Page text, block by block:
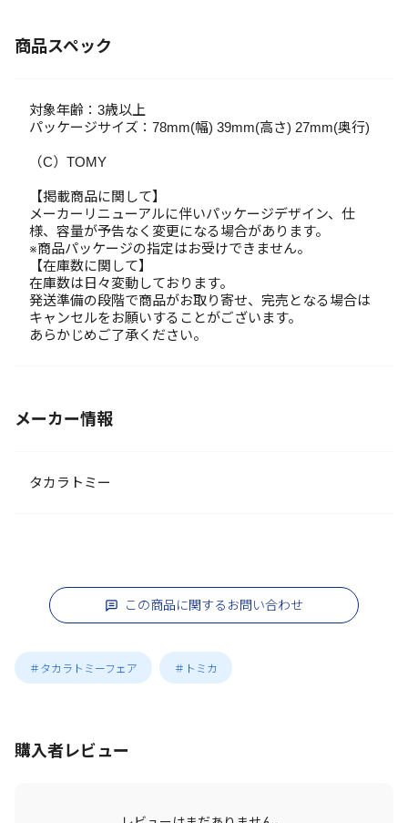
商品スペック
対象年齢：3歳以上
パッケージサイズ：78mm(幅) 39mm(高さ) 27mm(奥行)
（C）TOMY
【掲載商品に関して】
メーカーリニューアルに伴いパッケージデザイン、仕
様、容量が予告なく変更になる場合があります。
※商品パッケージの指定はお受けできません。
【在庫数に関して】
在庫数は日々変動しております。
発送準備の段階で商品がお取り寄せ、完売となる場合は
キャンセルをお願いすることがございます。
あらかじめご了承ください。
メーカー情報
タカラトミー
この商品に関するお問い合わせ
＃タカラトミーフェア ＃トミカ
購入者レビュー